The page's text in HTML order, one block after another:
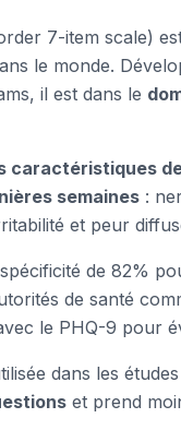
7-item scale)
le monde.
il est dans le
caractéristiques
semaines :
et peur
de 82%
de santé
le PHQ-9 pour
dans les
et prend